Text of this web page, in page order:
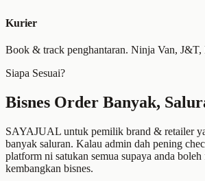
Kurier
Book & track penghantaran. Ninja Van, J&T,
Siapa Sesuai?
Bisnes Order Banyak,
SAYAJUAL untuk pemilik brand & retailer
banyak saluran. Kalau admin dah pening
platform ni satukan semua supaya anda
kembangkan bisnes.